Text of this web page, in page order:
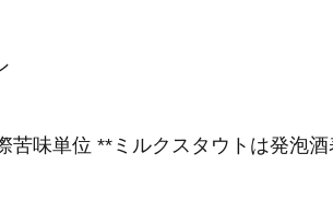
苦味単位 **ミルクスタウトは発泡酒